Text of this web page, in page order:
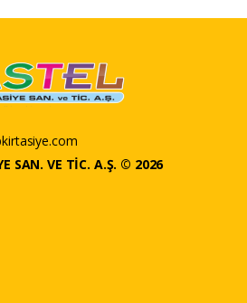
SAN. VE TİC. A.Ş. © 2026